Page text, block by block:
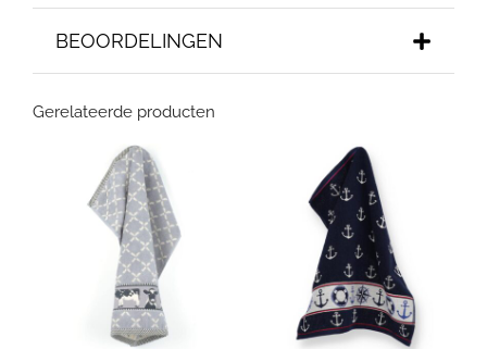
BEOORDELINGEN
Gerelateerde producten